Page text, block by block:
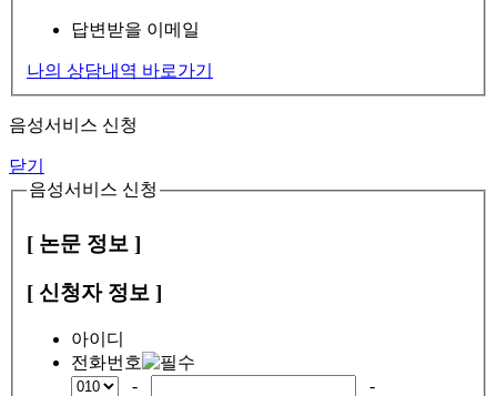
답변받을 이메일
나의 상담내역 바로가기
음성서비스 신청
닫기
음성서비스 신청
[ 논문 정보 ]
[ 신청자 정보 ]
아이디
전화번호
-
-